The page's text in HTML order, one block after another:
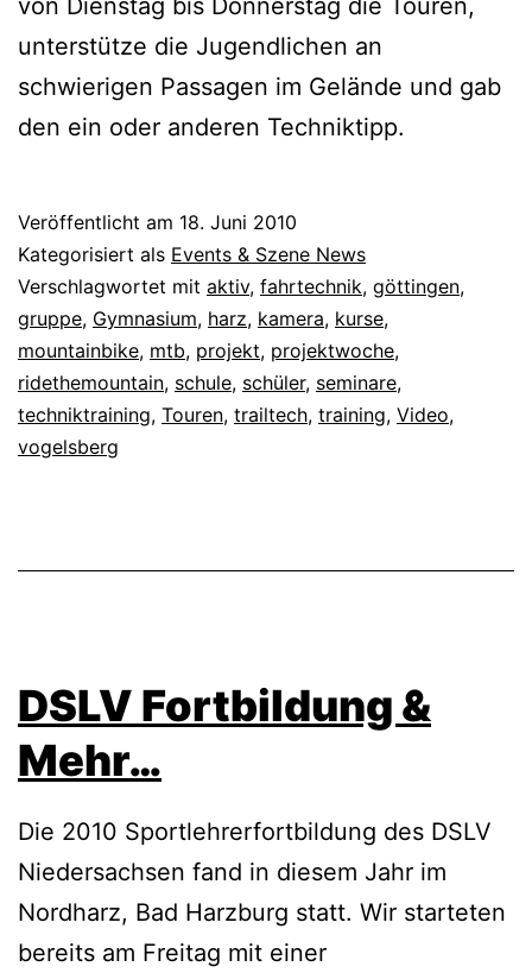
von Dienstag bis Donnerstag die Touren,
unterstütze die Jugendlichen an
schwierigen Passagen im Gelände und gab
den ein oder anderen Techniktipp.
Veröffentlicht am 18. Juni 2010
Kategorisiert als Events & Szene News
Verschlagwortet mit aktiv, fahrtechnik, göttingen,
gruppe, Gymnasium, harz, kamera, kurse,
mountainbike, mtb, projekt, projektwoche,
ridethemountain, schule, schüler, seminare,
techniktraining, Touren, trailtech, training, Video,
vogelsberg
DSLV Fortbildung &
Mehr…
Die 2010 Sportlehrerfortbildung des DSLV
Niedersachsen fand in diesem Jahr im
Nordharz, Bad Harzburg statt. Wir starteten
bereits am Freitag mit einer